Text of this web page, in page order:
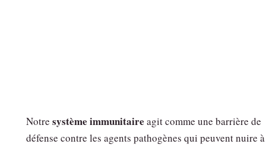
Notre système immunitaire agit comme une barrière de
défense contre les agents pathogènes qui peuvent nuire